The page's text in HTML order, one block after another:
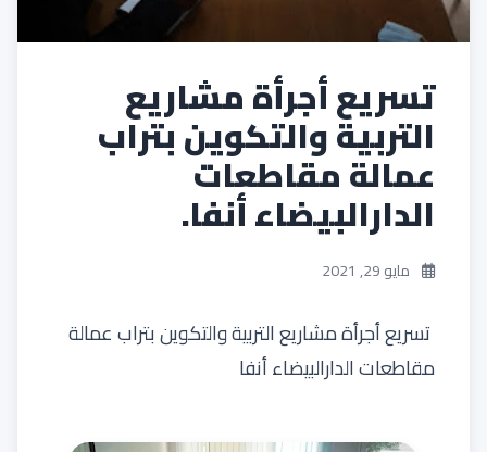
تسريع أجرأة مشاريع
التربية والتكوين بتراب
عمالة مقاطعات
الدارالبيضاء أنفا.
مايو 29, 2021
تسريع أجرأة مشاريع التربية والتكوين بتراب عمالة
مقاطعات الدارالبيضاء أنفا